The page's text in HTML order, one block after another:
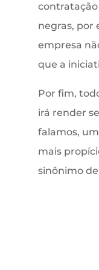
contratação
negras, por
empresa
que a
Por fim,
irá render
falamos,
mais
sinônimo